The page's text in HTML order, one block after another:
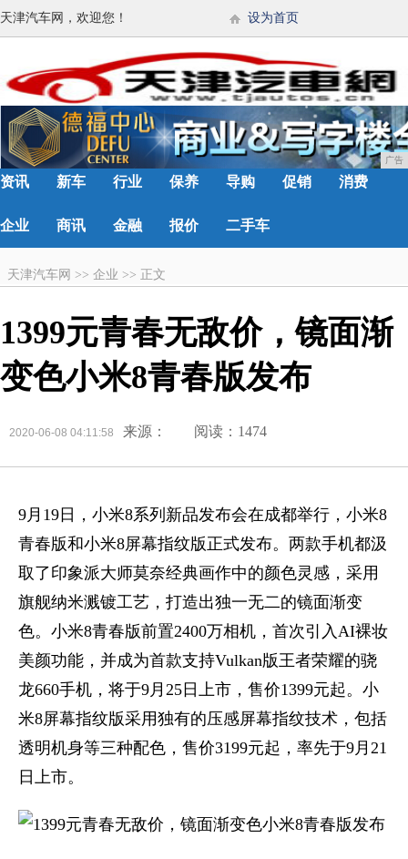
天津汽车网，欢迎您！ 设为首页
广告
资讯 新车 行业 保养 导购 促销 消费
企业 商讯 金融 报价 二手车
天津汽车网 >> 企业 >> 正文
1399元青春无敌价，镜面渐
变色小米8青春版发布
2020-06-08 04:11:58 来源： 阅读：1474
9月19日，小米8系列新品发布会在成都举行，小米8
青春版和小米8屏幕指纹版正式发布。两款手机都汲
取了印象派大师莫奈经典画作中的颜色灵感，采用
旗舰纳米溅镀工艺，打造出独一无二的镜面渐变
色。小米8青春版前置2400万相机，首次引入AI裸妆
美颜功能，并成为首款支持Vulkan版王者荣耀的骁
龙660手机，将于9月25日上市，售价1399元起。小
米8屏幕指纹版采用独有的压感屏幕指纹技术，包括
透明机身等三种配色，售价3199元起，率先于9月21
日上市。